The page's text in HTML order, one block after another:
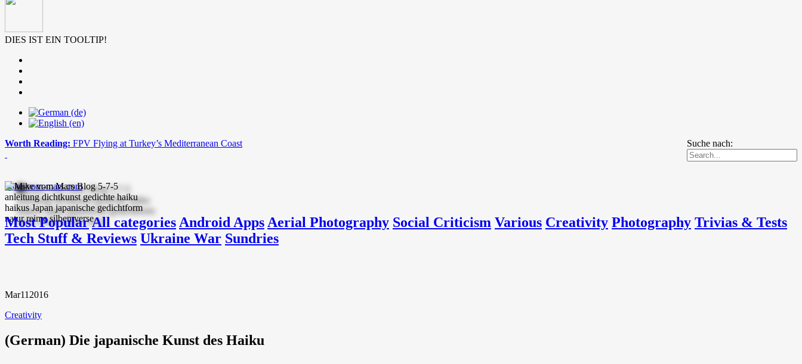
DIES IST EIN TOOLTIP!
Suche nach:
Worth Reading: FPV Flying at Turkey’s Mediterranean Coast
mike-vom-mars.com
Most PopularAll categories Android Apps Aerial Photography Social Criticism Various Creativity Photography Trivias & Tests
Tech Stuff & Reviews Ukraine War Sundries
Mar11 2016
Creativity
(German) Die japanische Kunst des Haiku